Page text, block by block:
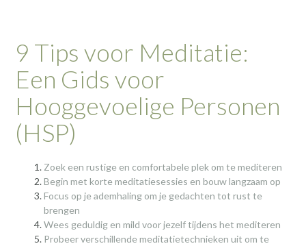
9 Tips voor Meditatie:
Een Gids voor
Hooggevoelige Personen
(HSP)
Zoek een rustige en comfortabele plek om te mediteren
Begin met korte meditatiesessies en bouw langzaam op
Focus op je ademhaling om je gedachten tot rust te
brengen
Wees geduldig en mild voor jezelf tijdens het mediteren
Probeer verschillende meditatietechnieken uit om te